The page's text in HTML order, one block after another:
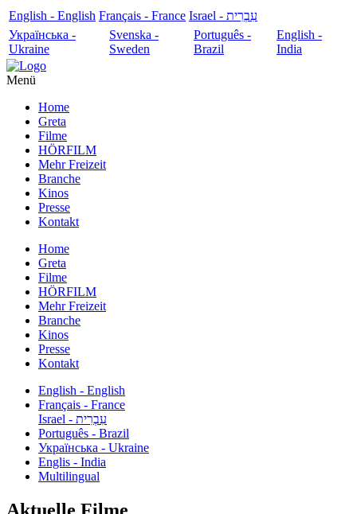
English - English Français - France
עִבְרִית - Israel
Українська -
Ukraine
Svenska -
Sweden
Português -
Brazil
English -
India
Menü
Home
Greta
Filme
HÖRFILM
Mehr Freizeit
Branche
Kinos
Presse
Kontakt
Home
Greta
Filme
HÖRFILM
Mehr Freizeit
Branche
Kinos
Presse
Kontakt
English - English
Français - France
עִבְרִית - Israel
Português - Brazil
Українська - Ukraine
Englis - India
Multilingual